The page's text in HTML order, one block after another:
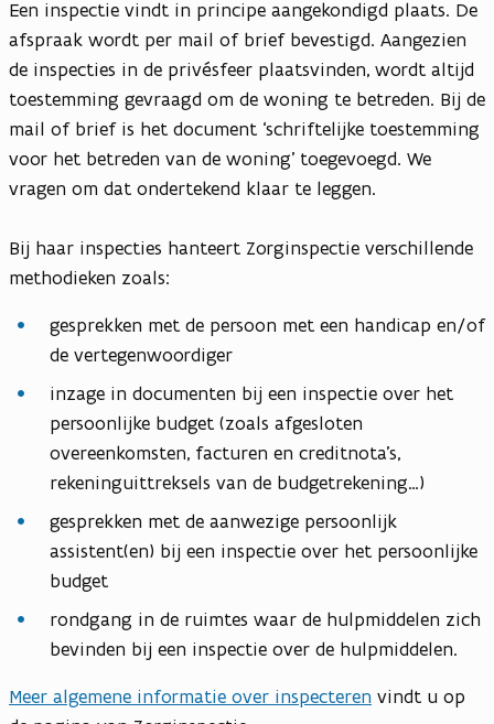
Een inspectie vindt in principe aangekondigd plaats. De
afspraak wordt per mail of brief bevestigd. Aangezien
de inspecties in de privésfeer plaatsvinden, wordt altijd
toestemming gevraagd om de woning te betreden. Bij de
mail of brief is het document ‘schriftelijke toestemming
voor het betreden van de woning’ toegevoegd. We
vragen om dat ondertekend klaar te leggen.
Bij haar inspecties hanteert Zorginspectie verschillende
methodieken zoals:
gesprekken met de persoon met een handicap en/of
de vertegenwoordiger
inzage in documenten bij een inspectie over het
persoonlijke budget (zoals afgesloten
overeenkomsten, facturen en creditnota’s,
rekeninguittreksels van de budgetrekening…)
gesprekken met de aanwezige persoonlijk
assistent(en) bij een inspectie over het persoonlijke
budget
rondgang in de ruimtes waar de hulpmiddelen zich
bevinden bij een inspectie over de hulpmiddelen.
Meer algemene informatie over inspecteren vindt u op